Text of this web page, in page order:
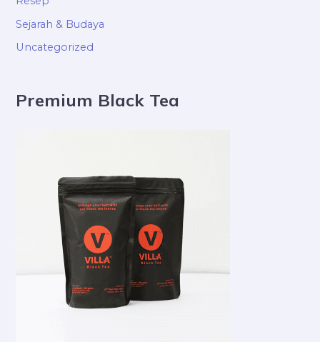
r
:Sejarah & Budaya
Uncategorized
Premium Black Tea